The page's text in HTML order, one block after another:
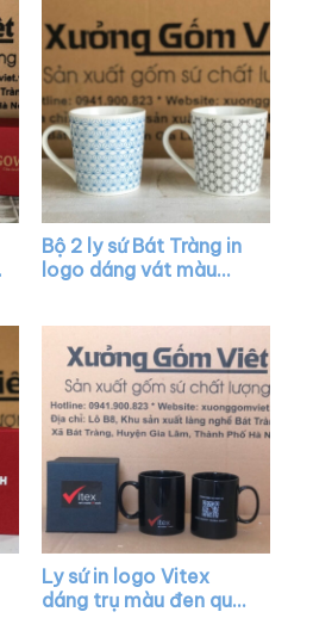
Bộ 2 ly sứ Bát Tràng in
logo dáng vát màu
Ly sứ in logo Vitex
dáng trụ màu đen quai